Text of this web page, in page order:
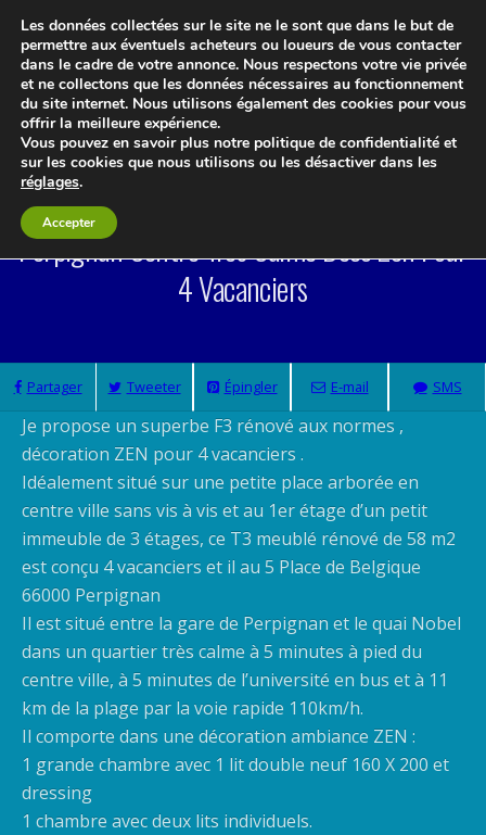
Le blog 3d-immo-visites
Perpignan Centre Très Calme Deco Zen Pour
4 Vacanciers
Partager Tweeter Épingler E-mail SMS
Je propose un superbe F3 rénové aux normes ,
décoration ZEN pour 4 vacanciers .
Idéalement situé sur une petite place arborée en
centre ville sans vis à vis et au 1er étage d’un petit
immeuble de 3 étages, ce T3 meublé rénové de 58 m2
est conçu 4 vacanciers et il au 5 Place de Belgique
66000 Perpignan
Il est situé entre la gare de Perpignan et le quai Nobel
dans un quartier très calme à 5 minutes à pied du
centre ville, à 5 minutes de l’université en bus et à 11
km de la plage par la voie rapide 110km/h.
Il comporte dans une décoration ambiance ZEN :
1 grande chambre avec 1 lit double neuf 160 X 200 et
dressing
1 chambre avec deux lits individuels.
Les données collectées sur le site ne le sont que dans le but de
permettre aux éventuels acheteurs ou loueurs de vous contacter
dans le cadre de votre annonce. Nous respectons votre vie privée
et ne collectons que les données nécessaires au fonctionnement
du site internet. Nous utilisons également des cookies pour vous
offrir la meilleure expérience.
Vous pouvez en savoir plus notre politique de confidentialité et
sur les cookies que nous utilisons ou les désactiver dans les
réglages.
Accepter